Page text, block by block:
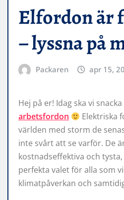
Elfordon är
– lyssna på
Packaren apr 15,
Hej på er! Idag ska vi snacka
arbetsfordon
Elektriska
världen med storm de
inte svårt att se varför. De
kostnadseffektiva och
perfekta valet för alla som
klimatpåverkan och